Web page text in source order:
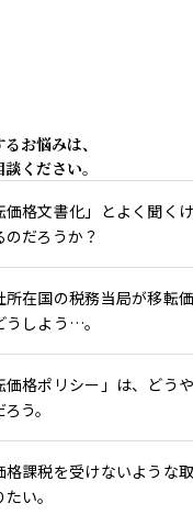
お悩みは、
ください。
価格文書化」とよく聞く
のだろうか？
所在国の税務当局が移転
うしよう…。
価格ポリシー」は、どう
う。
格課税を受けないような
い。